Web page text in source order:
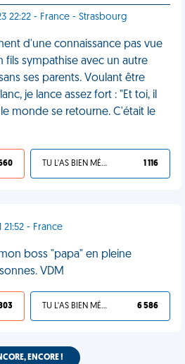
22:22 - France - Strasbourg
d'une connaissance pas vue
sympathise avec un autre
ses parents. Voulant être
je lance assez fort : "Et toi, il
monde se retourne. C'était le
TU L'AS BIEN MÉRITÉ 1 116
21:52 - France
boss "papa" en pleine
VDM
TU L'AS BIEN MÉRITÉ 6 586
ENCORE !